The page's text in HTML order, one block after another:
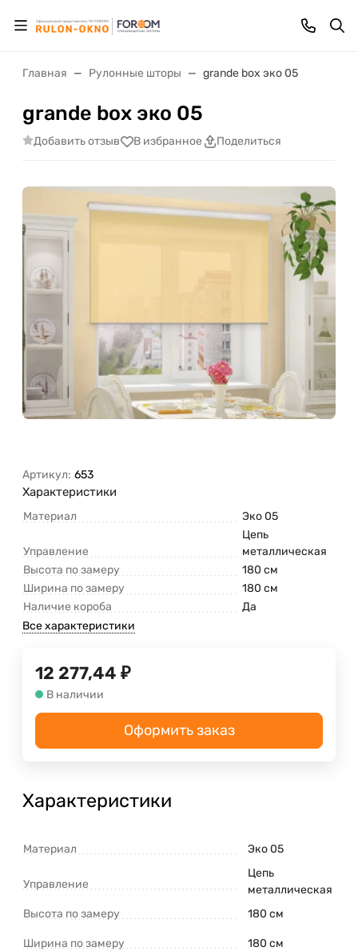
Главная Рулонные шторы grande box эко 05
grande box эко 05
Добавить отзыв В избранное Поделиться
Артикул: 653
Характеристики
Материал Эко 05
Управление
Цепь
металлическая
Высота по замеру
180 см
Ширина по замеру
180 см
Наличие короба
Да
Все характеристики
12 277,44 ₽
В наличии
Оформить заказ
Характеристики
Материал Эко 05
Управление
Цепь
металлическая
Высота по замеру
180 см
Ширина по замеру 180 см